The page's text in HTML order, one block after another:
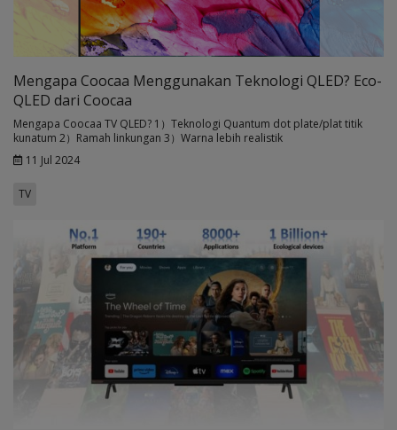
Mengapa Coocaa Menggunakan Teknologi QLED? Eco-
QLED dari Coocaa
Mengapa Coocaa TV QLED? 1）Teknologi Quantum dot plate/plat titik
kunatum 2）Ramah linkungan 3）Warna lebih realistik
11 Jul 2024
TV